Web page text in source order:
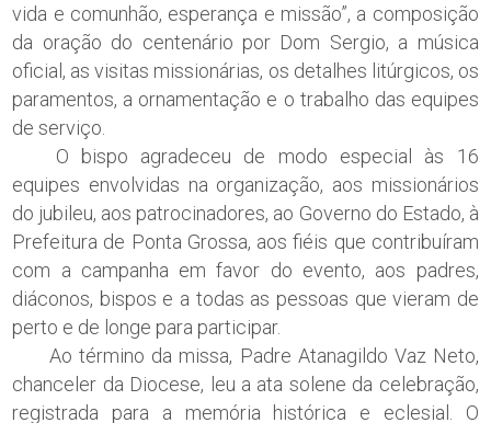
vida e comunhão, esperança e missão”, a composição
da oração do centenário por Dom Sergio, a música
oficial, as visitas missionárias, os detalhes litúrgicos, os
paramentos, a ornamentação e o trabalho das equipes
de serviço.
O bispo agradeceu de modo especial às 16
equipes envolvidas na organização, aos missionários
do jubileu, aos patrocinadores, ao Governo do Estado, à
Prefeitura de Ponta Grossa, aos fiéis que contribuíram
com a campanha em favor do evento, aos padres,
diáconos, bispos e a todas as pessoas que vieram de
perto e de longe para participar.
Ao término da missa, Padre Atanagildo Vaz Neto,
chanceler da Diocese, leu a ata solene da celebração,
registrada para a memória histórica e eclesial. O